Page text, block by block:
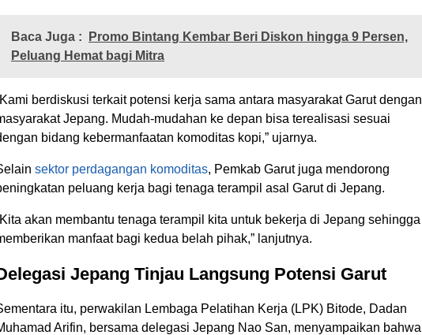
Baca Juga :
Promo Bintang Kembar Beri Diskon hingga 9 Persen,
Peluang Hemat bagi Mitra
berdiskusi terkait potensi kerja sama antara masyarakat Garut dengan
Jepang. Mudah-mudahan ke depan bisa terealisasi sesuai
bidang kebermanfaatan komoditas kopi,” ujarnya.
sektor perdagangan komoditas, Pemkab Garut juga mendorong
peluang kerja bagi tenaga terampil asal Garut di Jepang.
akan membantu tenaga terampil kita untuk bekerja di Jepang sehingga
manfaat bagi kedua belah pihak,” lanjutnya.
Jepang Tinjau Langsung Potensi Garut
itu, perwakilan Lembaga Pelatihan Kerja (LPK) Bitode, Dadan
Arifin, bersama delegasi Jepang Nao San, menyampaikan bahwa